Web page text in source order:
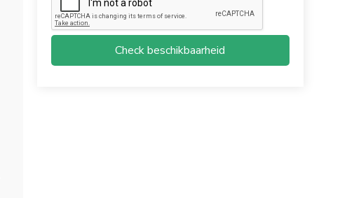
Check beschikbaarheid